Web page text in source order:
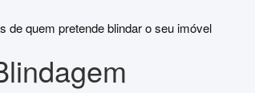
de quem pretende blindar o seu imóvel